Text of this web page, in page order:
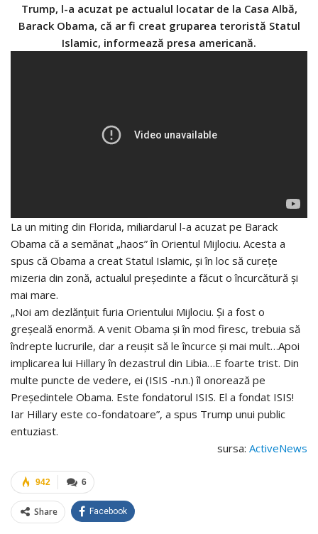
Trump, l-a acuzat pe actualul locatar de la Casa Albă,
Barack Obama, că ar fi creat gruparea teroristă Statul
Islamic, informează presa americană.
La un miting din Florida, miliardarul l-a acuzat pe Barack
Obama că a semănat „haos” în Orientul Mijlociu. Acesta a
spus că Obama a creat Statul Islamic, și în loc să curețe
mizeria din zonă, actualul președinte a făcut o încurcătură și
mai mare.
„Noi am dezlănțuit furia Orientului Mijlociu. Și a fost o
greșeală enormă. A venit Obama și în mod firesc, trebuia să
îndrepte lucrurile, dar a reușit să le încurce și mai mult…Apoi
implicarea lui Hillary în dezastrul din Libia…E foarte trist. Din
multe puncte de vedere, ei (ISIS -n.n.) îl onorează pe
Președintele Obama. Este fondatorul ISIS. El a fondat ISIS!
Iar Hillary este co-fondatoare”, a spus Trump unui public
entuziast.
sursa: ActiveNews
6
942
Share Facebook